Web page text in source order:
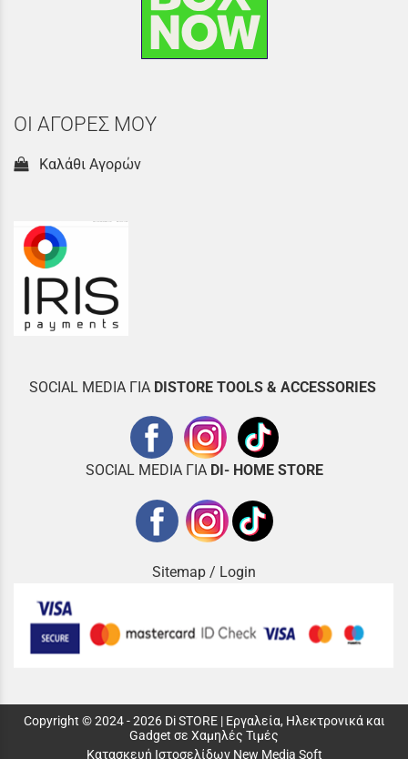
ΟΙ ΑΓΟΡΕΣ ΜΟΥ
Καλάθι Αγορών
SOCIAL MEDIA ΓΙΑ DISTORE TOOLS & ACCESSORIES
SOCIAL MEDIA ΓΙΑ DI- HOME STORE
Sitemap / Login
Copyright © 2024 - 2026 Di STORE | Εργαλεία, Ηλεκτρονικά και
Gadget σε Χαμηλές Τιμές
Κατασκευή Ιστοσελίδων New Media Soft